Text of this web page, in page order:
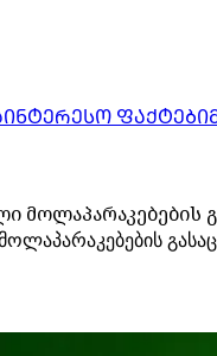
ᲤᲐᲥᲢᲔᲑᲘ